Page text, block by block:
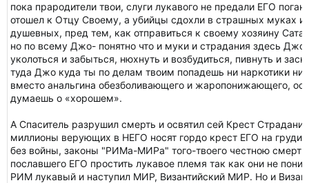
пока прародители твои, слуги лукавого не предали ЕГО
отошел к Отцу Своему, а убийцы сдохли в страшных муках и
душевных, пред тем, как отправиться к своему хозяину
но по всему Джо- понятно что и муки и страдания здесь
уколоться и забыться, нюхнуть и возбудиться, пивнуть и
туда Джо куда ты по делам твоим попадешь ни наркотики ни
вместо анальгина обезболивающего и жаропонижающего,
думаешь о «хорошем».
А Спаситель разрушил смерть и освятил сей Крест
миллионы верующих в НЕГО носят гордо крест ЕГО на
без войны, законы "РИМа-МИРа" того-твоего честною
пославшего ЕГО простить лукавое племя так как они не
РИМ лукавый и наступил МИР, Византийский МИР. Но и